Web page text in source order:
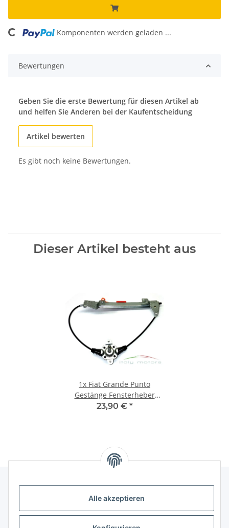
Alle akzeptieren
Loading... Komponenten werden geladen ...
Bewertungen
Geben Sie die erste Bewertung für diesen Artikel ab
und helfen Sie Anderen bei der Kaufentscheidung
Artikel bewerten
Es gibt noch keine Bewertungen.
Dieser Artikel besteht aus
1x Fiat Grande Punto
Gestänge Fensterheber
Kurbelapparat hinten links
23,90 € *